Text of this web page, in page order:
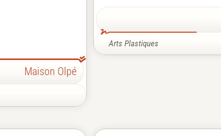
Maison Olpé
Arts Plastiques